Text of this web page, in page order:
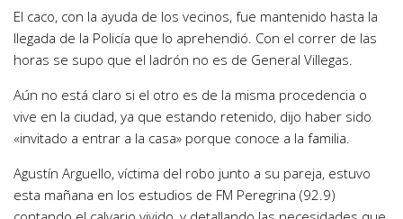
El caco, con la ayuda de los vecinos, fue mantenido hasta la
llegada de la Policía que lo aprehendió. Con el correr de las
horas se supo que el ladrón no es de General Villegas.
Aún no está claro si el otro es de la misma procedencia o
vive en la ciudad, ya que estando retenido, dijo haber sido
«invitado a entrar a la casa» porque conoce a la familia.
Agustín Arguello, víctima del robo junto a su pareja, estuvo
esta mañana en los estudios de FM Peregrina (92.9)